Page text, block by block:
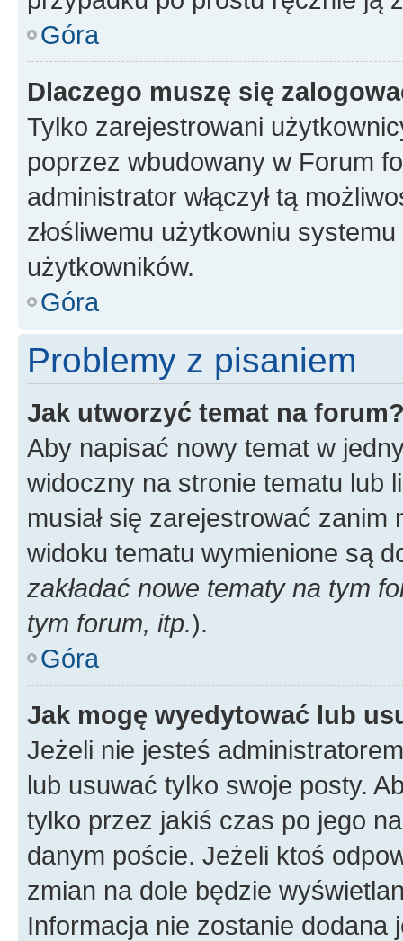
Góra
Dlaczego muszę się
Tylko zarejestrowani
poprzez wbudowany w Forum
administrator włączył tą
złośliwemu użytkowniu
użytkowników.
Góra
Problemy z pisaniem
Jak utworzyć temat na
Aby napisać nowy temat w
widoczny na stronie tematu lub
musiał się zarejestrować
widoku tematu wymienione są
zakładać nowe tematy na tym
tym forum, itp.).
Góra
Jak mogę wyedytować lub
Jeżeli nie jesteś
lub usuwać tylko swoje posty.
tylko przez jakiś czas po jego
danym poście. Jeżeli ktoś
zmian na dole będzie
Informacja nie zostanie dodana